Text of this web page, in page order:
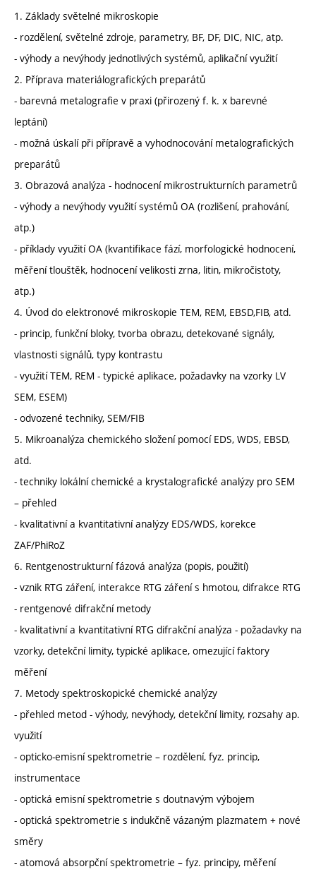
1. Základy světelné mikroskopie
- rozdělení, světelné zdroje, parametry, BF, DF, DIC, NIC, atp.
- výhody a nevýhody jednotlivých systémů, aplikační využití
2. Příprava materiálografických preparátů
- barevná metalografie v praxi (přirozený f. k. x barevné
leptání)
- možná úskalí při přípravě a vyhodnocování metalografických
preparátů
3. Obrazová analýza - hodnocení mikrostrukturních parametrů
- výhody a nevýhody využití systémů OA (rozlišení, prahování,
atp.)
- příklady využití OA (kvantifikace fází, morfologické hodnocení,
měření tlouštěk, hodnocení velikosti zrna, litin, mikročistoty,
atp.)
4. Úvod do elektronové mikroskopie TEM, REM, EBSD,FIB, atd.
- princip, funkční bloky, tvorba obrazu, detekované signály,
vlastnosti signálů, typy kontrastu
- využití TEM, REM - typické aplikace, požadavky na vzorky LV
SEM, ESEM)
- odvozené techniky, SEM/FIB
5. Mikroanalýza chemického složení pomocí EDS, WDS, EBSD,
atd.
- techniky lokální chemické a krystalografické analýzy pro SEM
– přehled
- kvalitativní a kvantitativní analýzy EDS/WDS, korekce
ZAF/PhiRoZ
6. Rentgenostrukturní fázová analýza (popis, použití)
- vznik RTG záření, interakce RTG záření s hmotou, difrakce RTG
- rentgenové difrakční metody
- kvalitativní a kvantitativní RTG difrakční analýza - požadavky na
vzorky, detekční limity, typické aplikace, omezující faktory
měření
7. Metody spektroskopické chemické analýzy
- přehled metod - výhody, nevýhody, detekční limity, rozsahy ap.
využití
- opticko-emisní spektrometrie – rozdělení, fyz. princip,
instrumentace
- optická emisní spektrometrie s doutnavým výbojem
- optická spektrometrie s indukčně vázaným plazmatem + nové
směry
- atomová absorpční spektrometrie – fyz. principy, měření